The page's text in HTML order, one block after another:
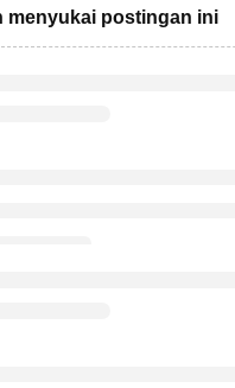
menyukai postingan ini